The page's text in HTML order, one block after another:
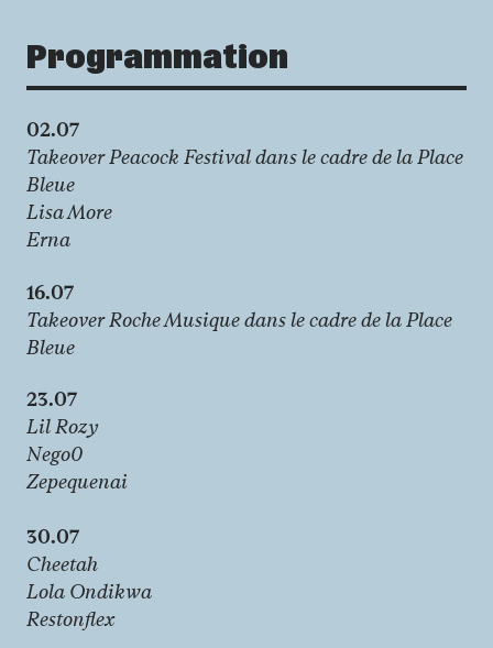
Programmation
02.07
Takeover Peacock Festival dans le cadre de la Place
Bleue
Lisa More
Erna
16.07
Takeover Roche Musique dans le cadre de la Place
Bleue
23.07
Lil Rozy
Nego0
Zepequenai
30.07
Cheetah
Lola Ondikwa
Restonflex